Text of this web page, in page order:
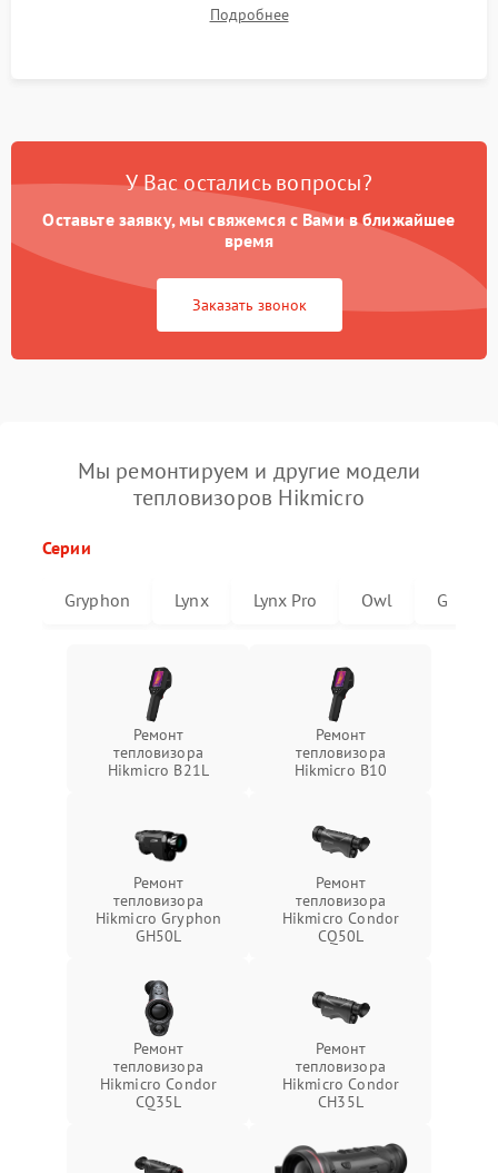
автономности работы и итоговый контроль качества.
Подробнее
У Вас остались вопросы?
Оставьте заявку, мы свяжемся с Вами в ближайшее
время
Заказать звонок
Мы ремонтируем и другие модели
тепловизоров Hikmicro
Серии
Gryphon Lynx Lynx Pro Owl G
Ремонт
тепловизора
Hikmicro B21L
Ремонт
тепловизора
Hikmicro B10
Ремонт
тепловизора
Hikmicro Gryphon
GH50L
Ремонт
тепловизора
Hikmicro Condor
CQ50L
Ремонт
тепловизора
Hikmicro Condor
CQ35L
Ремонт
тепловизора
Hikmicro Condor
CH35L